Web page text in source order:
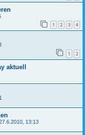
1 2 3 4
1 2
aktuell
13:13